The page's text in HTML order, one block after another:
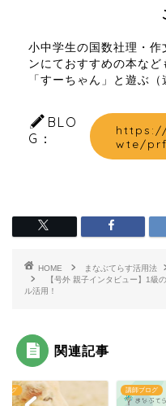
小中学生の国数社理・
ンにておすすめの本な
「すーちゃん」と遊ぶ
BLO
G：
wte/
HOME まなぶてらす活用法
【号外 親子インタビュー】1級
ル活用！
関連記事
ログ 英検対策